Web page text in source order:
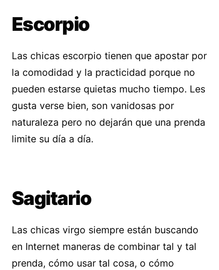
Escorpio
Las chicas escorpio tienen que apostar por
la comodidad y la practicidad porque no
pueden estarse quietas mucho tiempo. Les
gusta verse bien, son vanidosas por
naturaleza pero no dejarán que una prenda
limite su día a día.
Sagitario
Las chicas virgo siempre están buscando
en Internet maneras de combinar tal y tal
prenda, cómo usar tal cosa, o cómo